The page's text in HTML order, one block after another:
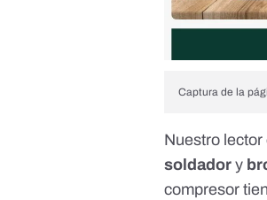
Captura de la
Nuestro
soldador y
compresor